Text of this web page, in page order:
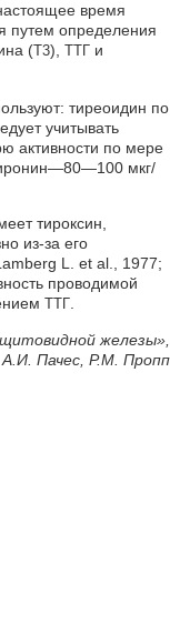
время
путем определения
( Т3),
и
тиреоидин по
учитывать
активности по мере
мкг/
тироксин,
из-за его
L. et al., 1977;
проводимой
железы»,
А.И. Пачес, Р.М. Пропп